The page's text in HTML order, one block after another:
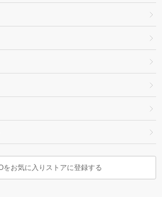
をお気に入りストアに登録する